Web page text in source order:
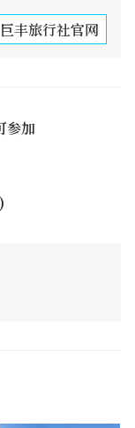
巨丰旅行社官网
参加